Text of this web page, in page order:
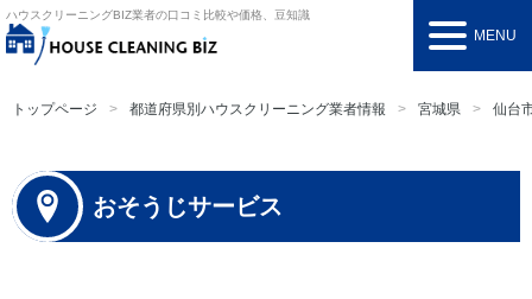
ハウスクリーニングBIZ業者の口コミ比較や価格、豆知識
MENU
トップページ 都道府県別ハウスクリーニング業者情報 宮城県 仙台
おそうじサービス